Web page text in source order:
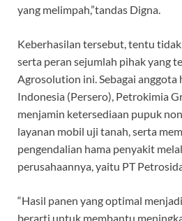
yang melimpah,”tandas Digna.
Keberhasilan tersebut, tentu
serta peran sejumlah pihak yang
Agrosolution ini. Sebagai anggota
Indonesia (Persero), Petrokimia
menjamin ketersediaan pupuk
layanan mobil uji tanah, serta
pengendalian hama penyakit
perusahaannya, yaitu PT
“Hasil panen yang optimal
berarti untuk membantu